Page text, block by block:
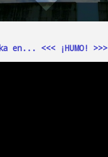
en... <<< ¡HUMO! >>>